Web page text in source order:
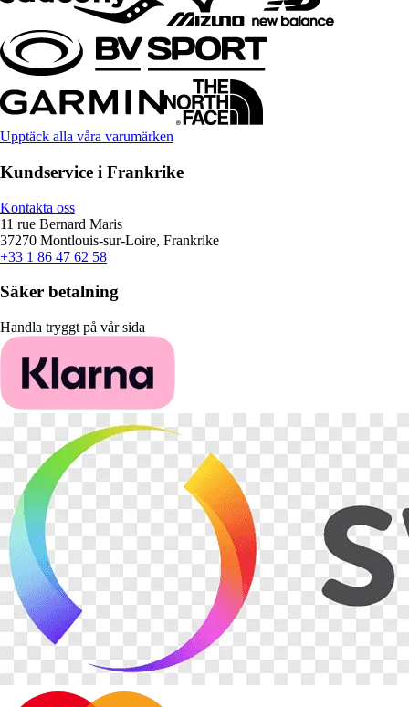
Upptäck alla våra varumärken
Kundservice i Frankrike
Kontakta oss
11 rue Bernard Maris
37270 Montlouis-sur-Loire, Frankrike
+33 1 86 47 62 58
Säker betalning
Handla tryggt på vår sida